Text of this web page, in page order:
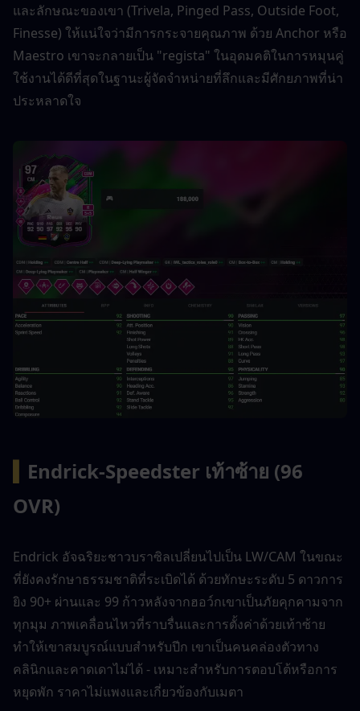
และลักษณะของเขา (Trivela, Pinged Pass, Outside Foot,
Finesse) ให้แน่ใจว่ามีการกระจายคุณภาพ ด้วย Anchor หรือ
Maestro เขาจะกลายเป็น "regista" ในอุดมคติในการหมุนคู่
ใช้งานได้ดีที่สุดในฐานะผู้จัดจำหน่ายที่ลึกและมีศักยภาพที่น่า
ประหลาดใจ
Endrick-Speedster เท้าซ้าย (96
OVR)
Endrick อัจฉริยะชาวบราซิลเปลี่ยนไปเป็น LW/CAM ในขณะ
ที่ยังคงรักษาธรรมชาติที่ระเบิดได้ ด้วยทักษะระดับ 5 ดาวการ
ยิง 90+ ผ่านและ 99 ก้าวหลังจากฮอว์กเขาเป็นภัยคุกคามจาก
ทุกมุม ภาพเคลื่อนไหวที่ราบรื่นและการตั้งค่าด้วยเท้าซ้าย
ทำให้เขาสมบูรณ์แบบสำหรับปีก เขาเป็นคนคล่องตัวทาง
คลินิกและคาดเดาไม่ได้ - เหมาะสำหรับการตอบโต้หรือการ
หยุดพัก ราคาไม่แพงและเกี่ยวข้องกับเมตา